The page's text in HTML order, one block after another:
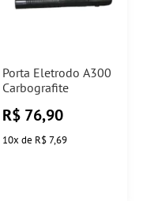
Porta Eletrodo A300
Carbografite
R$ 76,90
10x de R$ 7,69